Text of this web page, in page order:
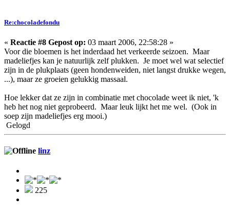
Re:chocoladefondu
« Reactie #8 Gepost op: 03 maart 2006, 22:58:28 »
Voor die bloemen is het inderdaad het verkeerde seizoen. Maar
madeliefjes kan je natuurlijk zelf plukken. Je moet wel wat selectief
zijn in de plukplaats (geen hondenweiden, niet langst drukke wegen,
...), maar ze groeien gelukkig massaal.
Hoe lekker dat ze zijn in combinatie met chocolade weet ik niet, 'k
heb het nog niet geprobeerd. Maar leuk lijkt het me wel. (Ook in
soep zijn madeliefjes erg mooi.)
Gelogd
linz
225